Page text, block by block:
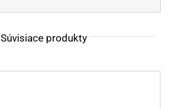
Súvisiace produkty